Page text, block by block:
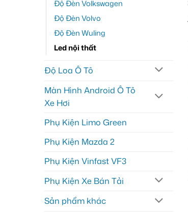
Độ Đèn Volkswagen
Độ Đèn Volvo
Độ Đèn Wuling
Led nội thất
Độ Loa Ô Tô
Màn Hình Android Ô Tô
Xe Hơi
Phụ Kiện Limo Green
Phụ Kiện Mazda 2
Phụ Kiện Vinfast VF3
Phụ Kiện Xe Bán Tải
Sản phẩm khác